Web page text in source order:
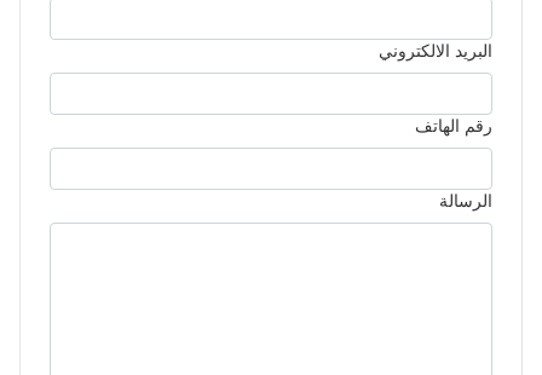
البريد الالكتروني
رقم الهاتف
الرسالة